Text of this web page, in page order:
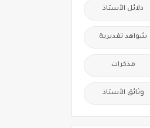
دلائل الأستاذ
شواهد تقديرية
مذكرات
وثائق الأستاذ